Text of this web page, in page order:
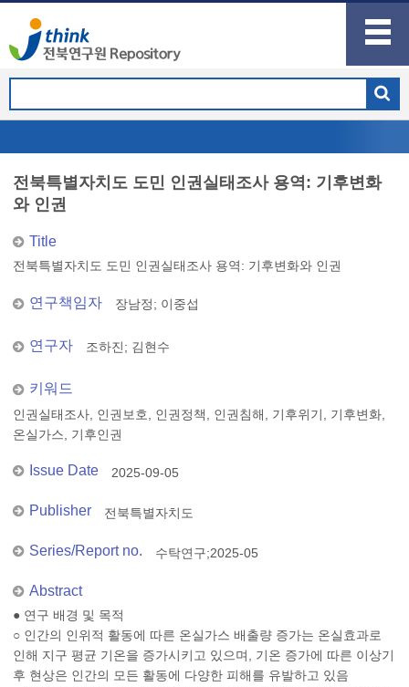
전북특별자치도 도민 인권실태조사 용역: 기후변화
와 인권
Title
전북특별자치도 도민 인권실태조사 용역: 기후변화와 인권
연구책임자 장남정; 이중섭
연구자 조하진; 김현수
키워드
인권실태조사, 인권보호, 인권정책, 인권침해, 기후위기, 기후변화,
온실가스, 기후인권
Issue Date 2025-09-05
Publisher 전북특별자치도
Series/Report no. 수탁연구;2025-05
Abstract
● 연구 배경 및 목적
○ 인간의 인위적 활동에 따른 온실가스 배출량 증가는 온실효과로
인해 지구 평균 기온을 증가시키고 있으며, 기온 증가에 따른 이상기
후 현상은 인간의 모든 활동에 다양한 피해를 유발하고 있음